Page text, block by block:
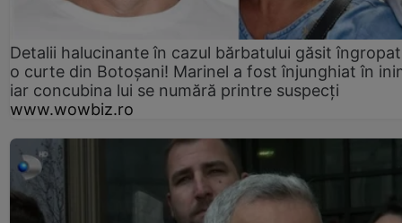
Detalii halucinante în cazul bărbatului găsit
o curte din Botoșani! Marinel a fost înjunghiat în
iar concubina lui se numără printre suspecți
www.wowbiz.ro